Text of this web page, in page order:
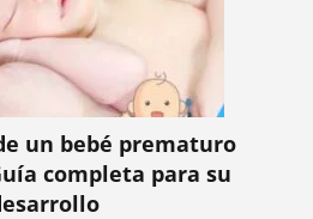
un bebé prematuro
completa para su